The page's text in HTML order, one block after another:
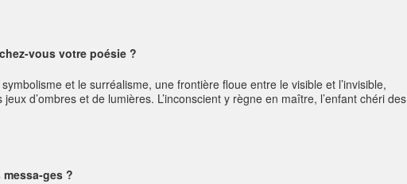
vous votre poésie ?
et le surréalisme, une frontière floue entre le visible et l’invisible,
d’ombres et de lumières. L’inconscient y règne en maître, l’enfant chéri des
ges ?